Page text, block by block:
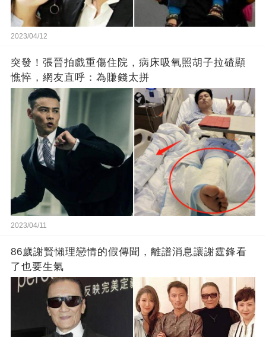
2023/04/12
突發！張晉拍戲重傷住院，病床吸氧照胡子拉碴顯
憔悴，網友直呼：為賺錢太拼
2023/04/11
86歲謝賢懶理戀情的假傳聞，離譜消息讓謝霆鋒看
了也要生氣